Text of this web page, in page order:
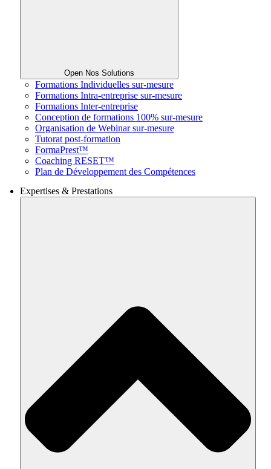
Open Nos Solutions
Formations Individuelles sur-mesure
Formations Intra-entreprise sur-mesure
Formations Inter-entreprise
Conception de formations 100% sur-mesure
Organisation de Webinar sur-mesure
Tutorat post-formation
FormaPrest™
Coaching RESET™
Plan de Développement des Compétences
Expertises & Prestations